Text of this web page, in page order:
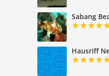
Sabang
Hausriff